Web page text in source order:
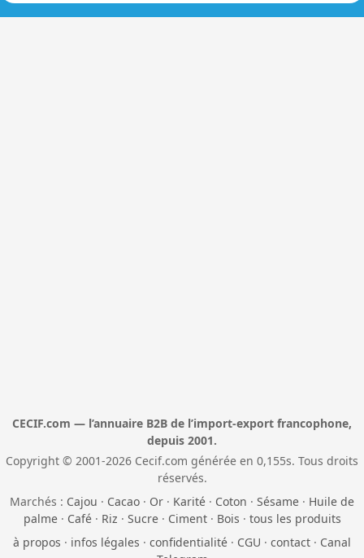
CECIF.com — l’annuaire B2B de l’import-export francophone,
depuis 2001.
Copyright © 2001-2026 Cecif.com générée en 0,155s. Tous droits
réservés.
Marchés : Cajou · Cacao · Or · Karité · Coton · Sésame · Huile de
palme· Café· Riz · Sucre· Ciment· Bois · tous les produits
à propos · infos légales · confidentialité · CGU · contact · Canal